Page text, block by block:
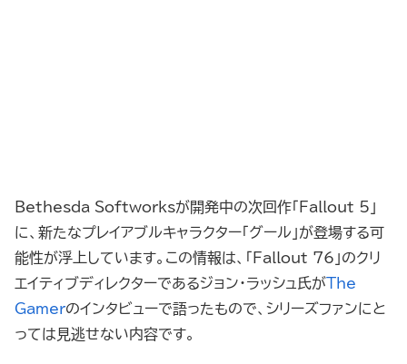
Bethesda Softworksが開発中の次回作「Fallout 5」
に、新たなプレイアブルキャラクター「グール」が登場する可
能性が浮上しています。この情報は、「Fallout 76」のクリ
エイティブディレクターであるジョン・ラッシュ氏がThe
Gamerのインタビューで語ったもので、シリーズファンにと
っては見逃せない内容です。